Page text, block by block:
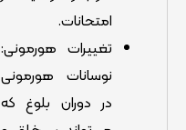
امتحانات.
تغییرات هورمونی:
نوسانات هورمونی
در دوران بلوغ که